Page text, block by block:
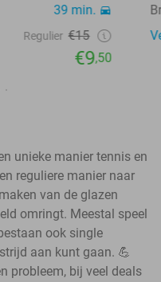
39 min.
Regulier €15
€9,50
unieke manier tennis en
reguliere manier naar
van de glazen
omringt. Meestal speel
ook single
aan kunt gaan. 💪
probleem, bij veel deals